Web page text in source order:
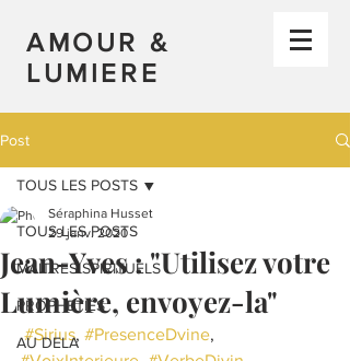
AMOUR &
LUMIERE
Post
TOUS LES POSTS
MAITRES SPIRITUELS
PROPHETIES
AU DELA
TOUS LES POSTS
Jean-Yves : "Utilisez votre
Lumière, envoyez-la"
Séraphina Husset
29 janv. 2020
#Sirius, #PresenceDvine,